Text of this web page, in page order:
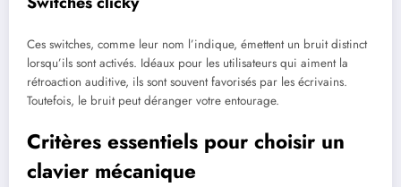
Ces switches, comme leur nom l’indique, émettent un bruit distinct
lorsqu’ils sont activés. Idéaux pour les utilisateurs qui aiment la
rétroaction auditive, ils sont souvent favorisés par les écrivains.
Toutefois, le bruit peut déranger votre entourage.
Critères essentiels pour choisir un
clavier mécanique